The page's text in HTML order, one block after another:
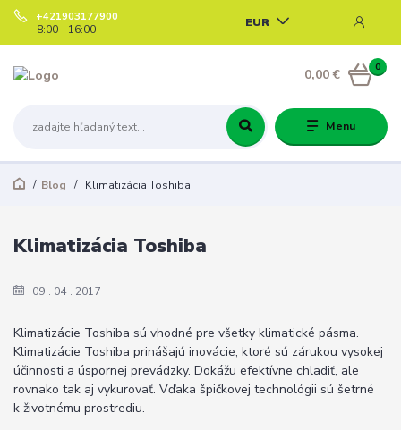
Menu
EUR
+421903177900
8:00 - 16:00
0
0,00 €
Blog Klimatizácia Toshiba
09 04 2017
Klimatizácia Toshiba
Klimatizácie Toshiba sú vhodné pre všetky klimatické pásma.
Klimatizácie Toshiba prinášajú inovácie, ktoré sú zárukou vysokej
účinnosti a úspornej prevádzky. Dokážu efektívne chladiť, ale
rovnako tak aj vykurovať. Vďaka špičkovej technológii sú šetrné
k životnému prostrediu.